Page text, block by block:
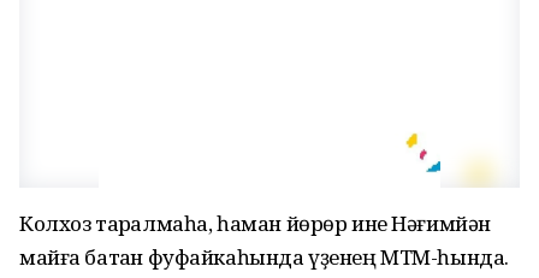
Колхоз тарҡалмаһа, һаман йөрөр ине Нәғимйән
майға батҡан фуфайкаһында үҙенең МТМ-һында.